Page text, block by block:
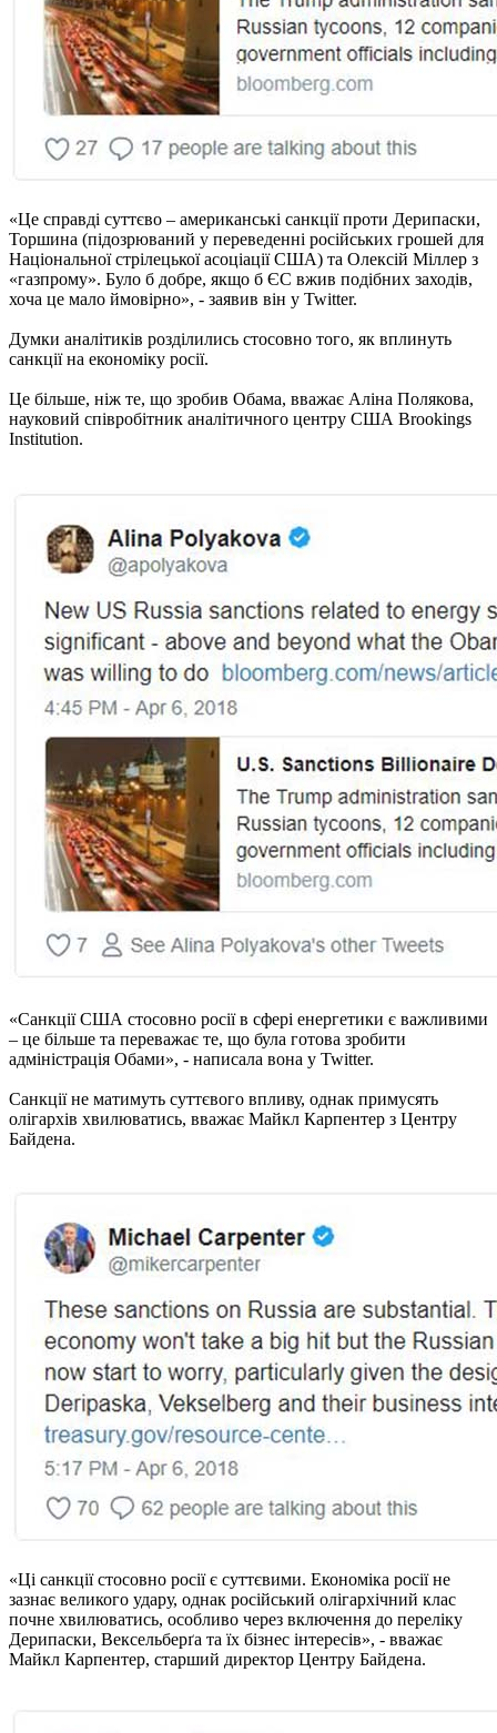
«Це справді суттєво – американські санкції проти Дерипаски,
Торшина (підозрюваний у переведенні російських грошей для
Національної стрілецької асоціації США) та Олексій Міллер з
«газпрому». Було б добре, якщо б ЄС вжив подібних заходів,
хоча це мало ймовірно», - заявив він у Twitter.
Думки аналітиків розділились стосовно того, як вплинуть
санкції на економіку росії.
Це більше, ніж те, що зробив Обама, вважає Аліна Полякова,
науковий співробітник аналітичного центру США Brookings
Institution.
«Санкції США стосовно росії в сфері енергетики є важливими
– це більше та переважає те, що була готова зробити
адміністрація Обами», - написала вона у Twitter.
Санкції не матимуть суттєвого впливу, однак примусять
олігархів хвилюватись, вважає Майкл Карпентер з Центру
Байдена.
«Ці санкції стосовно росії є суттєвими. Економіка росії не
зазнає великого удару, однак російський олігархічний клас
почне хвилюватись, особливо через включення до переліку
Дерипаски, Вексельберґа та їх бізнес інтересів», - вважає
Майкл Карпентер, старший директор Центру Байдена.